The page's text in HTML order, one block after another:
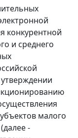
конкурентной
и среднего
малого
-